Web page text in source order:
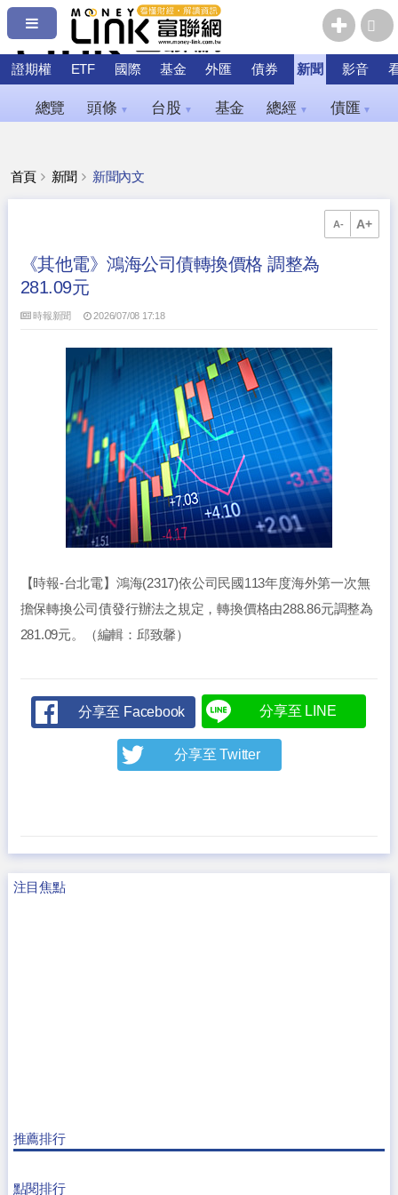
證期權 ETF 國際 基金 外匯 債券 新聞 影音
總覽 頭條 ▼ 台股 ▼ 基金 總經 ▼ 債匯 ▼
首頁 新聞 新聞內文
A- A+
《其他電》鴻海公司債轉換價格 調整為
281.09元
時報新聞 2026/07/08 17:18
【時報-台北電】鴻海(2317)依公司民國113年度海外第一次無
擔保轉換公司債發行辦法之規定，轉換價格由288.86元調整為
281.09元。（編輯：邱致馨）
分享至 Facebook 分享至 LINE
分享至 Twitter
注目焦點
推薦排行
點閱排行